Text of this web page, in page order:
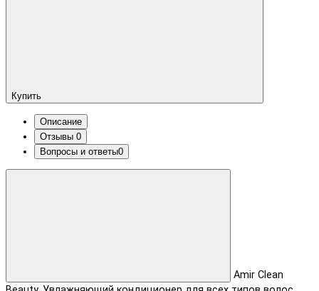
Купить
Описание
Отзывы 0
Вопросы и ответы0
Amir Clean